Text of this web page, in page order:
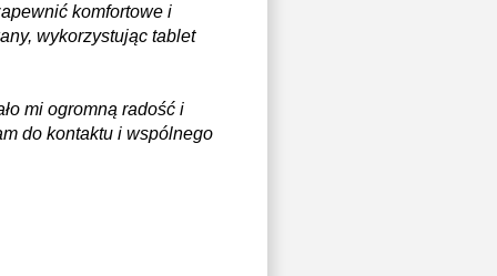
komfortowe i
wykorzystując tablet
mi ogromną radość i
do kontaktu i wspólnego